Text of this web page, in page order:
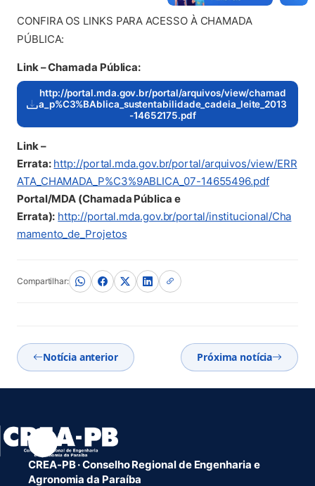
CONFIRA OS LINKS PARA ACESSO À CHAMADA
PÚBLICA:
Link – Chamada Pública:
http://portal.mda.gov.br/portal/arquivos/view/chamad
a_p%C3%BAblica_sustentabilidade_cadeia_leite_2013
-14652175.pdf
(abre em nova aba)
Link –
Errata: http://portal.mda.gov.br/portal/arquivos/view/ERR
ATA_CHAMADA_P%C3%9ABLICA_07-14655496.pdf(abre em
Portal/MDA (Chamada Pública e
Errata): http://portal.mda.gov.br/portal/institucional/Cha
mamento_de_Projetos(abre em nova aba)
Compartilhar:
Notícia anterior Próxima notícia
CREA-PB · Conselho Regional de Engenharia e
Agronomia da Paraíba